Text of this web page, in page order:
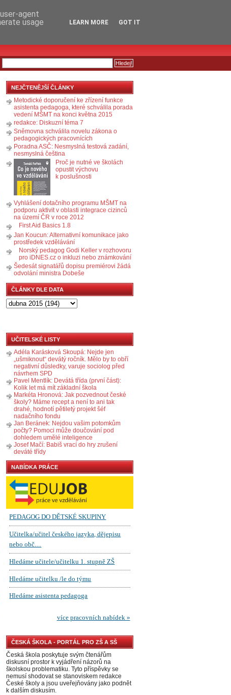
NEJČTENĚJŠÍ ČLÁNKY
Metodické doporučení ke zřízení funkce
asistenta pedagoga, které schválila porada
vedení MŠMT na konci května 2015
redakce: Diskuzní téma 7
Sněmovna schválila novelu zákona o
pedagogických pracovnících
Poradna ASČ: Nesmyslná testová zadání,
nesmyslná čeština
Proč je nutné ve školách
opustit výchovu
k poslušnosti
Vyhlášení dotačního programu MŠMT na
podporu aktivit v oblasti integrace cizinců
na území ČR v roce 2012
First Aid Basics 1.8
Jan Koucun: Alternativní komunikace jako
prostředek vzdělávání
Norský pedagog Godi Keller v rozhovoru
pro iDNES.cz o inkluzi nebo známkování
Šedesát signatářů dopisu premiérovi žádá
odvolání ministra Dobeše
ČLÁNKY DLE DATA
UČITELSKÉ LISTY
Adéla Karásková Skoupá: Nejde jen
„ušmiknout“ devátý ročník. Mělo by to obří
negativní důsledky, varuje sociolog před
návrhem SPD
Pavel Mentlík: Devátá třída (první část):
Kolik let má mít základní škola
Markéta Hronová: Jak pozvednout české
školy? Máme recept a není to ani tak
drahé, hodnotí pětiletý projekt šéf
nadačního fondu
Jan Beránek: Nejdou vašim potomkům
počty? Pomoci může doučování pod
dohledem umělé inteligence
Josef Mačí: Babiš vrací do hry zrušení
deváté třídy
NABÍDKA PRÁCE
ČESKÁ ŠKOLA - PORTÁL PRO ZŠ A SŠ
Česká škola poskytuje svým čtenářům
diskusní prostor k vyjádření názorů na
školskou problematiku. Tyto příspěvky se
nemusí shodovat se stanoviskem redakce
České školy a jsou uveřejňovány jako podnět
k dalším diskusím.
agent
usage
LEARN MORE GOT IT